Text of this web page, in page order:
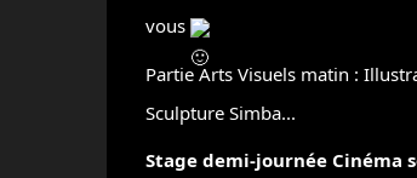
vous
Partie Arts Visuels matin :
Sculpture Simba...
Stage demi-journée Cinéma